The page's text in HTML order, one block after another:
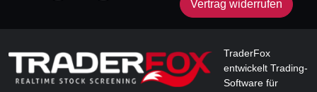
Vertrag widerrufen
TraderFox
entwickelt Trading-
Software für